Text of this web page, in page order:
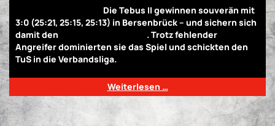
Die Tebus II gewinnen souverän mit
3:0 (25:21, 25:15, 25:13) in Bersenbrück – und sichern sich
damit den
. Trotz fehlender
Angreifer dominierten sie das Spiel und schickten den
TuS in die Verbandsliga.
Weiterlesen …